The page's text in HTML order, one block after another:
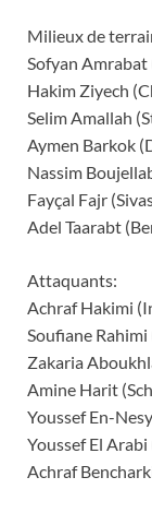
Milieux de
Sofyan
Hakim Ziyech
Selim Amallah
Aymen Barkok
Nassim
Fayçal Fajr
Adel Taarabt
Attaquants:
Achraf Hakimi
Soufiane Rahimi
Zakaria
Amine Harit
Youssef En-
Youssef El
Achraf